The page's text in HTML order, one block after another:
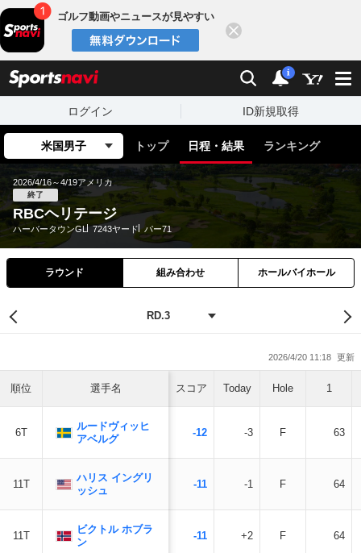
ゴルフ動画やニュースが見やすい
検索 通知
i
ログイン ID新規取得
米国男子 トップ 日程・結果 ランキング
2026/4/16～4/19アメリカ
終了
RBCヘリテージ
ハーバータウンGL 7243ヤード パー71
ラウンド 組み合わせ ホールバイホール
2026/4/20 11:18
順位 選手名
6T
ルードヴィッヒ
アベルグ
11T
ハリス イングリ
ッシュ
11T
ビクトル ホブラ
ン
スコア Today Hole 1
-12 -3 F 63
-11 -1 F 64
-11 +2 F 64